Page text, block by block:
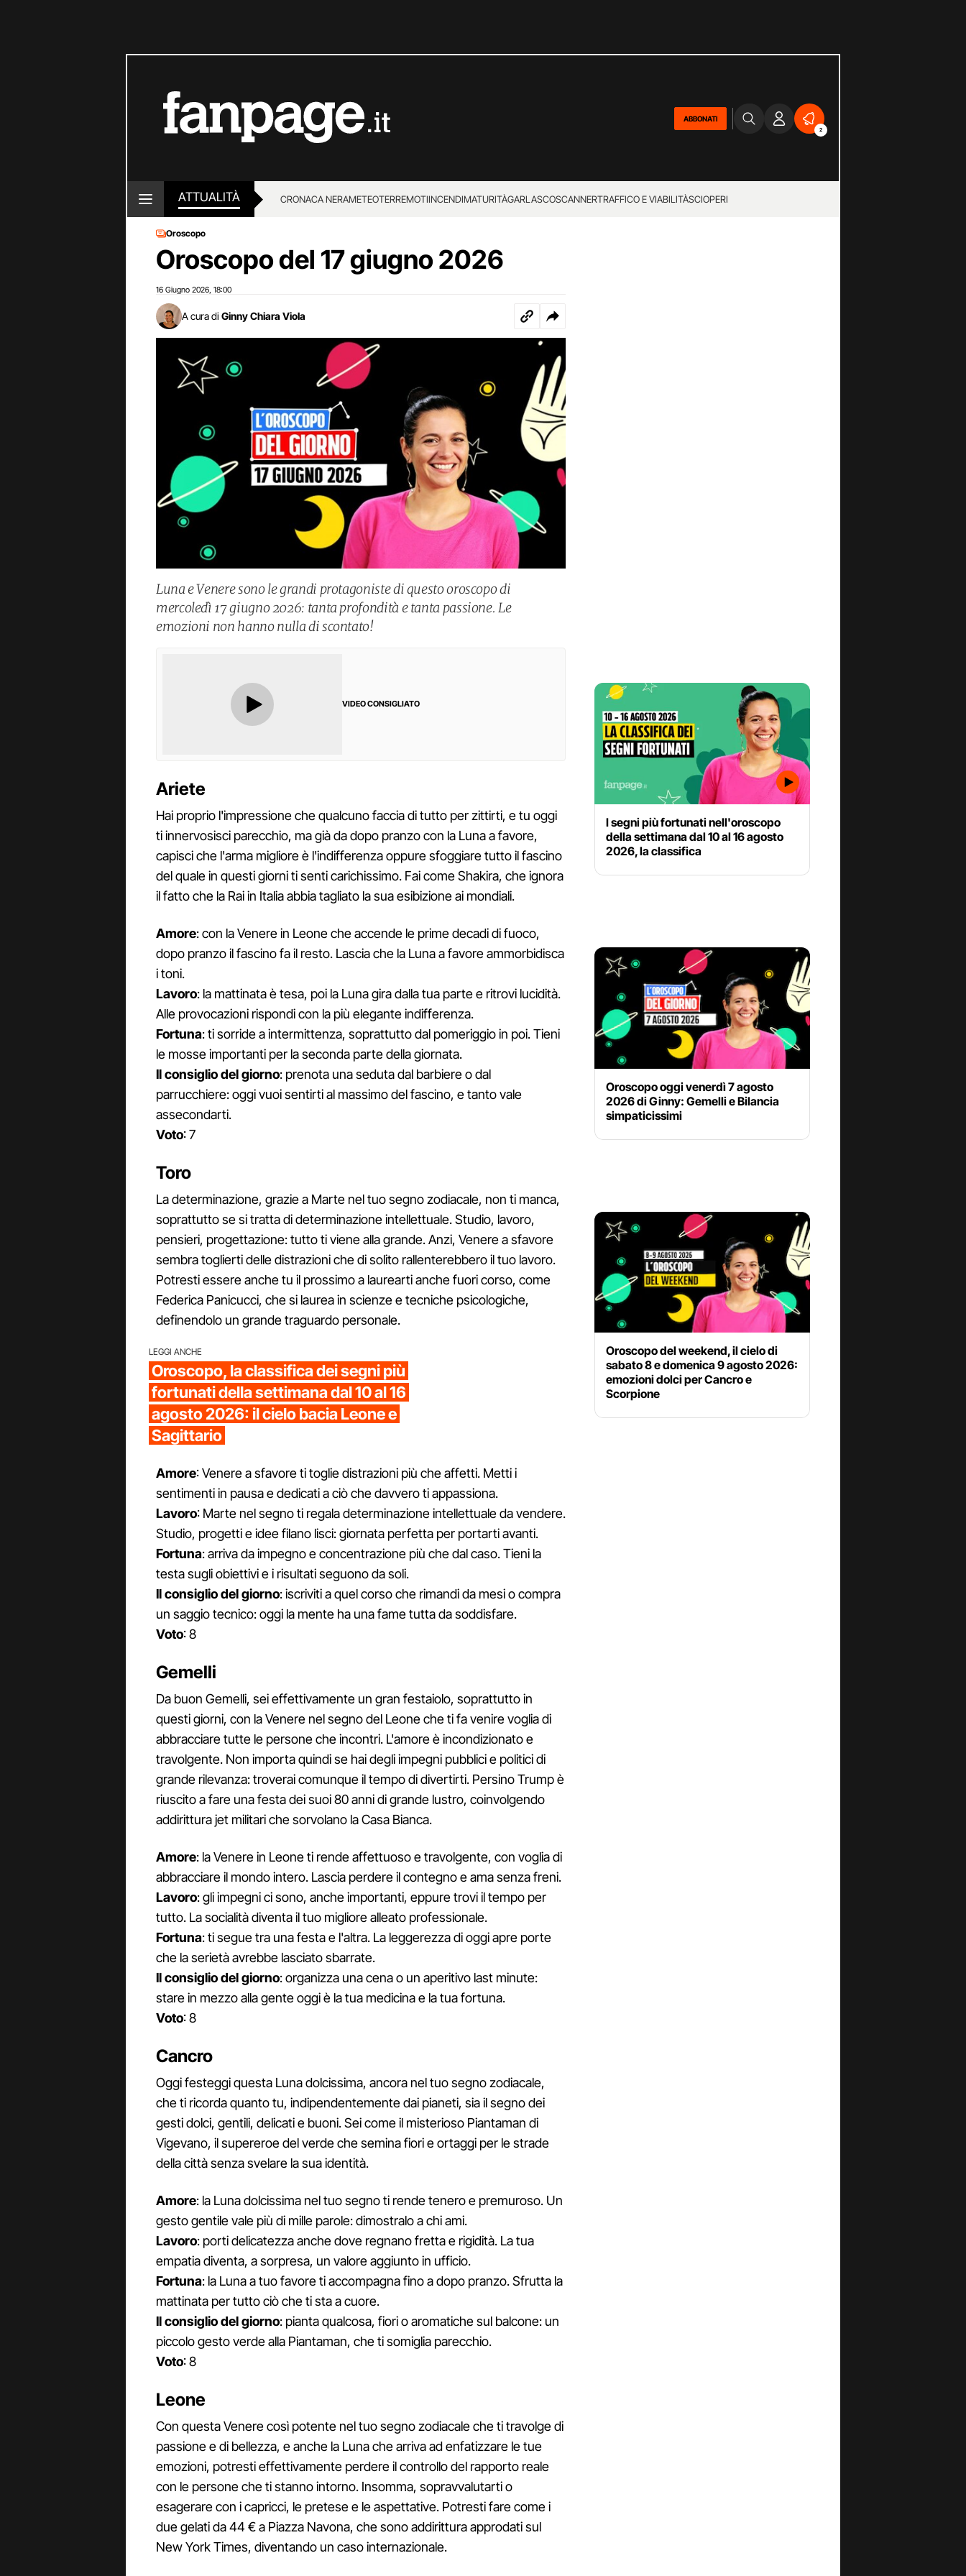
ABBONATI
2
ATTUALITÀ CRONACA NERAMETEOTERREMOTIINCENDIMATURITÀGARLASCOSCANNERTRAFFICO E VIABILITÀSCIOPERI
Oroscopo
Oroscopo del 17 giugno 2026
16 Giugno 2026 18:00
A cura di Ginny Chiara Viola
Luna e Venere sono le grandi protagoniste di questo oroscopo di
mercoledì 17 giugno 2026: tanta profondità e tanta passione. Le
emozioni non hanno nulla di scontato!
VIDEO CONSIGLIATO
Ariete
Hai proprio l'impressione che qualcuno faccia di tutto per zittirti, e tu oggi
ti innervosisci parecchio, ma già da dopo pranzo con la Luna a favore,
capisci che l'arma migliore è l'indifferenza oppure sfoggiare tutto il fascino
del quale in questi giorni ti senti carichissimo. Fai come Shakira, che ignora
il fatto che la Rai in Italia abbia tagliato la sua esibizione ai mondiali.
Amore: con la Venere in Leone che accende le prime decadi di fuoco,
dopo pranzo il fascino fa il resto. Lascia che la Luna a favore ammorbidisca
i toni.
Lavoro: la mattinata è tesa, poi la Luna gira dalla tua parte e ritrovi lucidità.
Alle provocazioni rispondi con la più elegante indifferenza.
Fortuna: ti sorride a intermittenza, soprattutto dal pomeriggio in poi. Tieni
le mosse importanti per la seconda parte della giornata.
Il consiglio del giorno: prenota una seduta dal barbiere o dal
parrucchiere: oggi vuoi sentirti al massimo del fascino, e tanto vale
assecondarti.
Voto: 7
Toro
La determinazione, grazie a Marte nel tuo segno zodiacale, non ti manca,
soprattutto se si tratta di determinazione intellettuale. Studio, lavoro,
pensieri, progettazione: tutto ti viene alla grande. Anzi, Venere a sfavore
sembra toglierti delle distrazioni che di solito rallenterebbero il tuo lavoro.
Potresti essere anche tu il prossimo a laurearti anche fuori corso, come
Federica Panicucci, che si laurea in scienze e tecniche psicologiche,
definendolo un grande traguardo personale.
LEGGI ANCHE
Oroscopo, la classifica dei segni più
fortunati della settimana dal 10 al 16
agosto 2026: il cielo bacia Leone e
Sagittario
Amore: Venere a sfavore ti toglie distrazioni più che affetti. Metti i
sentimenti in pausa e dedicati a ciò che davvero ti appassiona.
Lavoro: Marte nel segno ti regala determinazione intellettuale da vendere.
Studio, progetti e idee filano lisci: giornata perfetta per portarti avanti.
Fortuna: arriva da impegno e concentrazione più che dal caso. Tieni la
testa sugli obiettivi e i risultati seguono da soli.
Il consiglio del giorno: iscriviti a quel corso che rimandi da mesi o compra
un saggio tecnico: oggi la mente ha una fame tutta da soddisfare.
Voto: 8
Gemelli
Da buon Gemelli, sei effettivamente un gran festaiolo, soprattutto in
questi giorni, con la Venere nel segno del Leone che ti fa venire voglia di
abbracciare tutte le persone che incontri. L'amore è incondizionato e
travolgente. Non importa quindi se hai degli impegni pubblici e politici di
grande rilevanza: troverai comunque il tempo di divertirti. Persino Trump è
riuscito a fare una festa dei suoi 80 anni di grande lustro, coinvolgendo
addirittura jet militari che sorvolano la Casa Bianca.
Amore: la Venere in Leone ti rende affettuoso e travolgente, con voglia di
abbracciare il mondo intero. Lascia perdere il contegno e ama senza freni.
Lavoro: gli impegni ci sono, anche importanti, eppure trovi il tempo per
tutto. La socialità diventa il tuo migliore alleato professionale.
Fortuna: ti segue tra una festa e l'altra. La leggerezza di oggi apre porte
che la serietà avrebbe lasciato sbarrate.
Il consiglio del giorno: organizza una cena o un aperitivo last minute:
stare in mezzo alla gente oggi è la tua medicina e la tua fortuna.
Voto: 8
Cancro
Oggi festeggi questa Luna dolcissima, ancora nel tuo segno zodiacale,
che ti ricorda quanto tu, indipendentemente dai pianeti, sia il segno dei
gesti dolci, gentili, delicati e buoni. Sei come il misterioso Piantaman di
Vigevano, il supereroe del verde che semina fiori e ortaggi per le strade
della città senza svelare la sua identità.
Amore: la Luna dolcissima nel tuo segno ti rende tenero e premuroso. Un
gesto gentile vale più di mille parole: dimostralo a chi ami.
Lavoro: porti delicatezza anche dove regnano fretta e rigidità. La tua
empatia diventa, a sorpresa, un valore aggiunto in ufficio.
Fortuna: la Luna a tuo favore ti accompagna fino a dopo pranzo. Sfrutta la
mattinata per tutto ciò che ti sta a cuore.
Il consiglio del giorno: pianta qualcosa, fiori o aromatiche sul balcone: un
piccolo gesto verde alla Piantaman, che ti somiglia parecchio.
Voto: 8
Leone
Con questa Venere così potente nel tuo segno zodiacale che ti travolge di
passione e di bellezza, e anche la Luna che arriva ad enfatizzare le tue
emozioni, potresti effettivamente perdere il controllo del rapporto reale
con le persone che ti stanno intorno. Insomma, sopravvalutarti o
esagerare con i capricci, le pretese e le aspettative. Potresti fare come i
due gelati da 44 € a Piazza Navona, che sono addirittura approdati sul
New York Times, diventando un caso internazionale.
I segni più fortunati nell'oroscopo
della settimana dal 10 al 16 agosto
2026, la classifica
Oroscopo oggi venerdì 7 agosto
2026 di Ginny: Gemelli e Bilancia
simpaticissimi
Oroscopo del weekend, il cielo di
sabato 8 e domenica 9 agosto 2026:
emozioni dolci per Cancro e
Scorpione